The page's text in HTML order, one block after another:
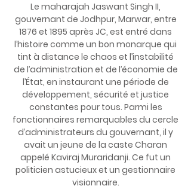
Le maharajah Jaswant Singh II,
gouvernant de Jodhpur, Marwar, entre
1876 et 1895 après JC, est entré dans
l’histoire comme un bon monarque qui
tint à distance le chaos et l’instabilité
de l’administration et de l’économie de
l’État, en instaurant une période de
développement, sécurité et justice
constantes pour tous. Parmi les
fonctionnaires remarquables du cercle
d’administrateurs du gouvernant, il y
avait un jeune de la caste Charan
appelé Kaviraj Muraridanji. Ce fut un
politicien astucieux et un gestionnaire
visionnaire.